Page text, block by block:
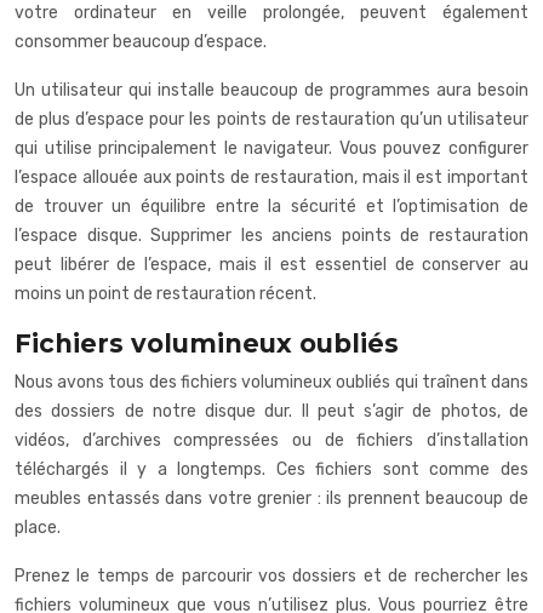
votre ordinateur en veille prolongée, peuvent également
consommer beaucoup d’espace.
Un utilisateur qui installe beaucoup de programmes aura besoin
de plus d’espace pour les points de restauration qu’un utilisateur
qui utilise principalement le navigateur. Vous pouvez configurer
l’espace allouée aux points de restauration, mais il est important
de trouver un équilibre entre la sécurité et l’optimisation de
l’espace disque. Supprimer les anciens points de restauration
peut libérer de l’espace, mais il est essentiel de conserver au
moins un point de restauration récent.
Fichiers volumineux oubliés
Nous avons tous des fichiers volumineux oubliés qui traînent dans
des dossiers de notre disque dur. Il peut s’agir de photos, de
vidéos, d’archives compressées ou de fichiers d’installation
téléchargés il y a longtemps. Ces fichiers sont comme des
meubles entassés dans votre grenier : ils prennent beaucoup de
place.
Prenez le temps de parcourir vos dossiers et de rechercher les
fichiers volumineux que vous n’utilisez plus. Vous pourriez être